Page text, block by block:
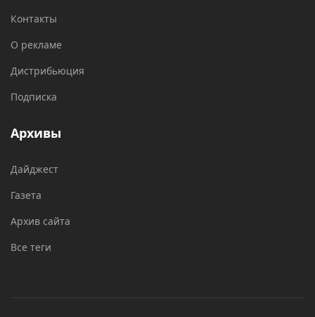
Контакты
О рекламе
Дистрибьюция
Подписка
Архивы
Дайджест
Газета
Архив сайта
Все теги